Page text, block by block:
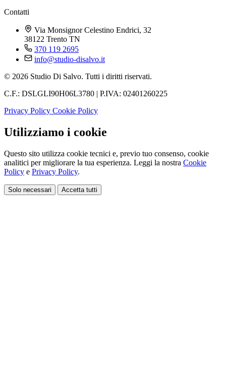
Contatti
Via Monsignor Celestino Endrici, 32
38122 Trento TN
370 119 2695
info@studio-disalvo.it
© 2026 Studio Di Salvo. Tutti i diritti riservati.
C.F.: DSLGLI90H06L3780 | P.IVA: 02401260225
Privacy Policy Cookie Policy
Utilizziamo i cookie
Questo sito utilizza cookie tecnici e, previo tuo consenso, cookie
analitici per migliorare la tua esperienza. Leggi la nostra Cookie
Policy e Privacy Policy.
Solo necessari Accetta tutti